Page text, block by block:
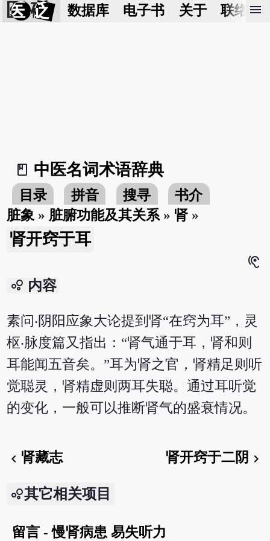
医 砭 数据库 电子书 关于 联络我
menu
book_2
中医名词术语辞典
目录 拼音 搜寻
书介
脏象 » 脏腑功能及其关系 » 肾 »
肾开窍于耳
hearing
bubble_chart 内容
素问‧阴阳应象大论提到肾“在窍为耳”，灵
枢‧脉度篇又指出：“肾气通于耳，肾和则
耳能闻五音矣。”耳为肾之官，肾精足则听
觉聪灵，肾精虚则两耳失聪。通过耳听觉
的变化，一般可以推断肾气的盛衰情况。
chevron_left 肾藏志 肾开窍于二阴 chevron_right
其它相关项目
留言 - 慢肾病患 易失听力